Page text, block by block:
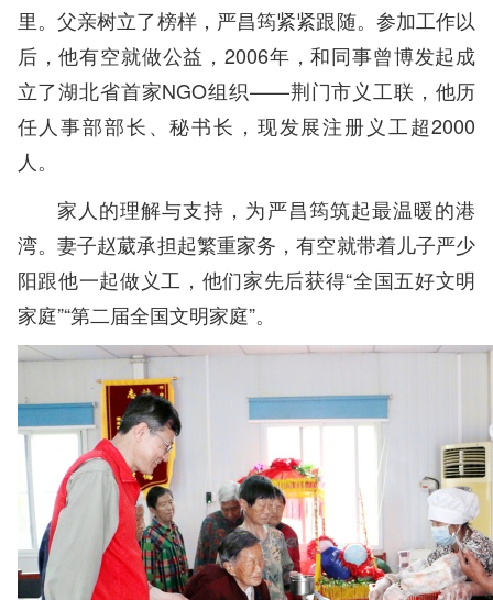
里。父亲树立了榜样，严昌筠紧紧跟随。参加工作以
后，他有空就做公益，2006年，和同事曾博发起成
立了湖北省首家NGO组织——荆门市义工联，他历
任人事部部长、秘书长，现发展注册义工超2000
人。
家人的理解与支持，为严昌筠筑起最温暖的港
湾。妻子赵葳承担起繁重家务，有空就带着儿子严少
阳跟他一起做义工，他们家先后获得“全国五好文明
家庭”“第二届全国文明家庭”。